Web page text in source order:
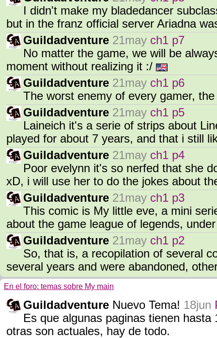
I didn't make my bladedancer
but in the franz official server Ariadna
Guildadventure 21may ch1 p7
No matter the game, we will be
moment without realizing it :/
Guildadventure 21may ch1 p6
The worst enemy of every gamer,
Guildadventure 21may ch1 p5
Laineich it's a serie of strips about
played for about 7 years, and that i still
Guildadventure 21may ch1 p4
Poor evelynn it's so nerfed that she
xD, i will use her to do the jokes about
Guildadventure 21may ch1 p3
This comic is My little eve, a mini
about the game league of legends,
Guildadventure 21may ch1 p2
So, that is, a recopilation of several
several years and were abandoned,
En el foro: temas sobre My main
Guildadventure Nuevo Tema! 18jun
Es que algunas paginas tienen
otras son actuales, hay de todo.